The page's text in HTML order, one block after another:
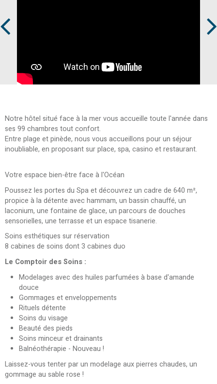
Notre hôtel situé face à la mer vous accueille toute l'année dans
ses 99 chambres tout confort.
Entre plage et pinède, nous vous accueillons pour un séjour
inoubliable, en proposant sur place, spa, casino et restaurant.
Votre espace bien-être face à l'Océan
Poussez les portes du Spa et découvrez un cadre de 640 m²,
propice à la détente avec hammam, un bassin chauffé, un
laconium, une fontaine de glace, un parcours de douches
sensorielles, une terrasse et un espace tisanerie.
Soins esthétiques sur réservation
8 cabines de soins dont 3 cabines duo
Le Comptoir des Soins :
Modelages avec des huiles parfumées à base d'amande
douce
Gommages et enveloppements
Rituels détente
Soins du visage
Beauté des pieds
Soins minceur et drainants
Balnéothérapie - Nouveau !
Laissez-vous tenter par un modelage aux pierres chaudes, un
gommage au sable rose !